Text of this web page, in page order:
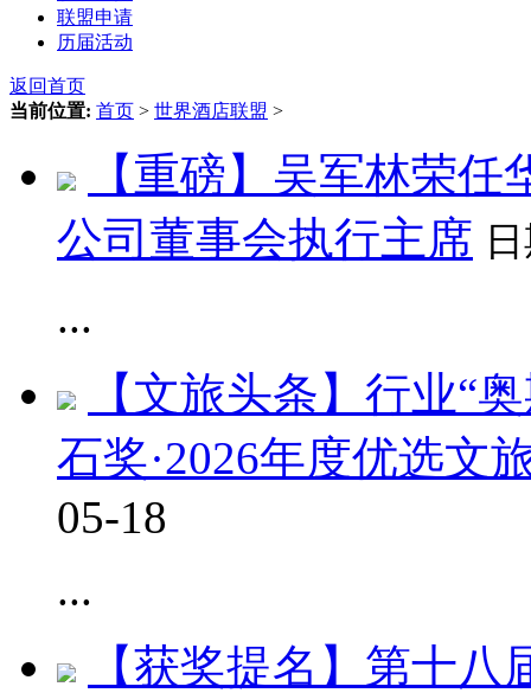
联盟申请
历届活动
返回首页
当前位置: 首页 > 世界酒店联盟 >
【重磅】吴军林荣
公司董事会执行主席
...
【文旅头条】行业“
石奖·2026年度优选文
05-18
...
【获奖提名】第十